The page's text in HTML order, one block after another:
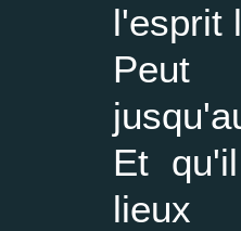
l'esprit
Peut
Et
lieux